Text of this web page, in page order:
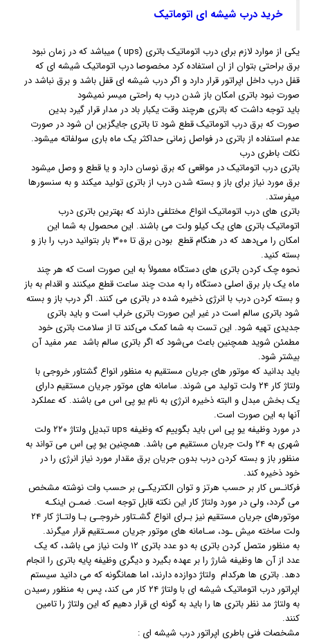
خرید درب شیشه ای اتوماتیک
یکی از موارد لازم برای درب اتوماتیک باتری (ups ) میباشد که در زمان نبود
برق براحتی بتوان از ان استفاده کرد مخصوصا درب اتوماتیک شیشه ای که
قفل درب داخل اپراتور قرار دارد و اگر درب شیشه ای قفل باشد و برق نباشد در
صورت نبود باتری امکان باز شدن درب به راحتی میسر نمیشود
باید توجه داشت که باتری هرچند وقت یکبار باد در مدار قرار گیرد بدین
صورت که برق درب اتوماتیک قطع شود تا باتری جایگزین ان شود در صورت
عدم استفاده از باتری در فواصل زمانی حداکثر یک ماه باری سولفاته میشود.
نکات باطری درب
باتری درب اتوماتیک در مواقعی که برق نوسان دارد و یا قطع و وصل میشود
برق مورد نیاز برای باز و بسته شدن درب از باتری تولید میکند و به سنسورها
میفرستد.
باتری های درب اتوماتیک انواع مختلفی دارند که بهترین باتری درب
اتوماتیک باتری های یک کیلو ولت می باشند. این محصول به شما این
امکان را می‌دهد که در هنگام قطع بودن برق تا ۳۰۰ بار بتوانید درب را باز و
بسته کنید.
نحوه چک کردن باتری های دستگاه معمولاً به این صورت است که هر چند
ماه یک بار برق اصلی دستگاه را به مدت چند ساعت قطع میکنند و اقدام به باز
و بسته کردن درب با انرژی ذخیره شده در باتری می کنند. اگر درب باز و بسته
شود باتری سالم است در غیر این صورت باتری خراب است و باید باتری
جدیدی تهیه شود. این تست به شما کمک می‌کند تا از سلامت باتری خود
مطمئن شوید همچنین باعث می‌شود که اگر باتری سالم باشد عمر مفید آن
بیشتر شود.
باید بدانید که موتور های جریان مستقیم به منظور انواع گشتاور خروجی با
ولتاژ کار ۲۴ ولت تولید می شوند. سامانه های موتور جریان مستقیم دارای
یک بخش مبدل و البته ذخیره انرژی به نام یو پی اس می باشند. که عملکرد
آنها به این صورت است.
در مورد وظیفه یو پی اس باید بگوییم که وظیفه ups تبدیل ولتاژ ۲۲۰ ولت
شهری به ۲۴ ولت جریان مستقیم می باشد. همچنین یو پی اس می تواند به
منظور باز و بسته کردن درب بدون جریان برق مقدار مورد نیاز انرژی را در
خود ذخیره کند.
فرکانـس کار بر حسب هرتز و توان الکتریکـی بر حسب وات نوشته مشخص
می گردد، ولی در مورد ولتاژ کار این نکته قابل توجه است. ضمـن اینکـه
موتورهای جریان مستقیم نیز بـرای انواع گشـتاور خروجـی بـا ولتـاژ کار ۲۴
ولت ساخته میش ـود، سـامانه های موتور جریان مسـتقیم قرار میگرند.
به منظور متصل کردن باتری به دو عدد باتری ۱۲ ولت نیاز می باشد، که یک
عدد از آن ها وظیفه شارژ را بر عهده بگیرد و دیگری وظیفه پایه باتری را انجام
دهد. باتری ها هرکدام ولتاژ دوازده دارند، اما همانگونه که می دانید سیستم
اپراتور درب اتوماتیک شیشه ای با ولتاژ ۲۴ کار می کند، پس به منظور رسیدن
به ولتاژ مد نظر باتری ها را باید به گونه ای قرار دهیم که این ولتاژ را تامین
کنند.
مشخصات فنی باطری اپراتور درب شیشه ای :